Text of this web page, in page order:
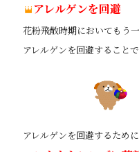
アレルゲンを回避
花粉飛散時期においてもう
アレルゲンを回避することで
アレルゲンを回避するために